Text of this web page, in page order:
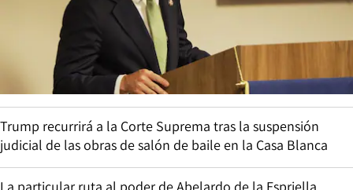
Trump recurrirá a la Corte Suprema tras la suspensión
judicial de las obras de salón de baile en la Casa Blanca
La particular ruta al poder de Abelardo de la Espriella